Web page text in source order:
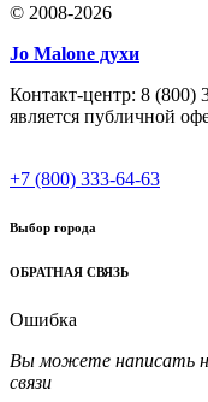
© 2008-2026
Jo Malone духи
Контакт-центр: 8 (800)
является публичной
+7 (800) 333-64-63
Выбор города
ОБРАТНАЯ СВЯЗЬ
Ошибка
Вы можете написать
связи